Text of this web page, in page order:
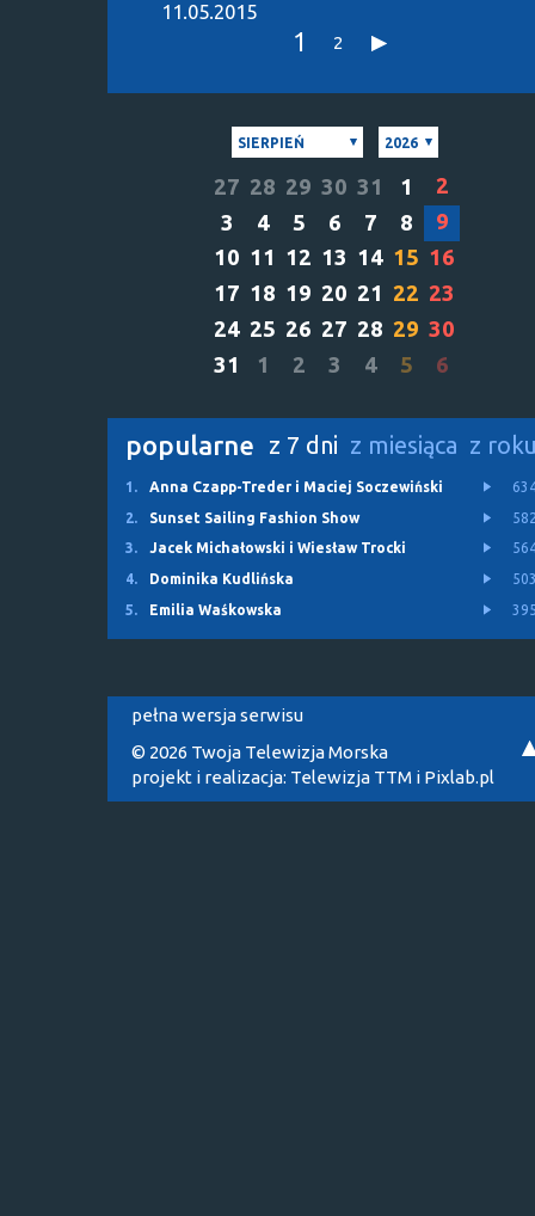
11.05.2015
1 2
SIERPIEŃ 2026
27 28 29 30 31 1
2
3
4 5 6 7 8
9
10 11 12 13 14 15 16
17 18 19 20 21 22 23
24 25 26 27 28 29 30
31
1 2 3 4 5 6
popularne z 7 dni z miesiąca z
1. Anna Czapp-Treder i Maciej Soczewiński
2.
Sunset Sailing Fashion Show
3.
Jacek Michałowski i Wiesław Trocki
4.
Dominika Kudlińska
5.
Emilia Waśkowska
pełna wersja serwisu
© 2026 Twoja Telewizja Morska
projekt i realizacja: Telewizja TTM i Pixlab.pl